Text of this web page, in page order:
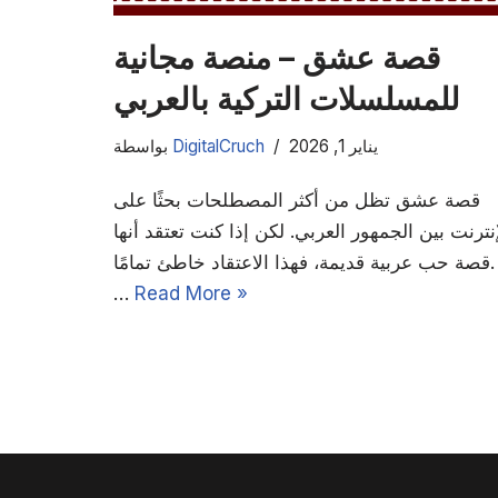
قصة عشق – منصة مجانية
للمسلسلات التركية بالعربي
DigitalCruch يناير 1, 2026
قصة عشق تظل من أكثر المصطلحات بحثًا على
بين الجمهور العربي. لكن إذا كنت تعتقد أنها
قصة حب عربية قديمة، فهذا الاعتقاد خاطئ تمامًا.
… Read More »